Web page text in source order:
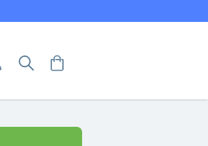
zum
User-Menü